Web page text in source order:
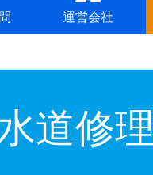
運営会社
道修